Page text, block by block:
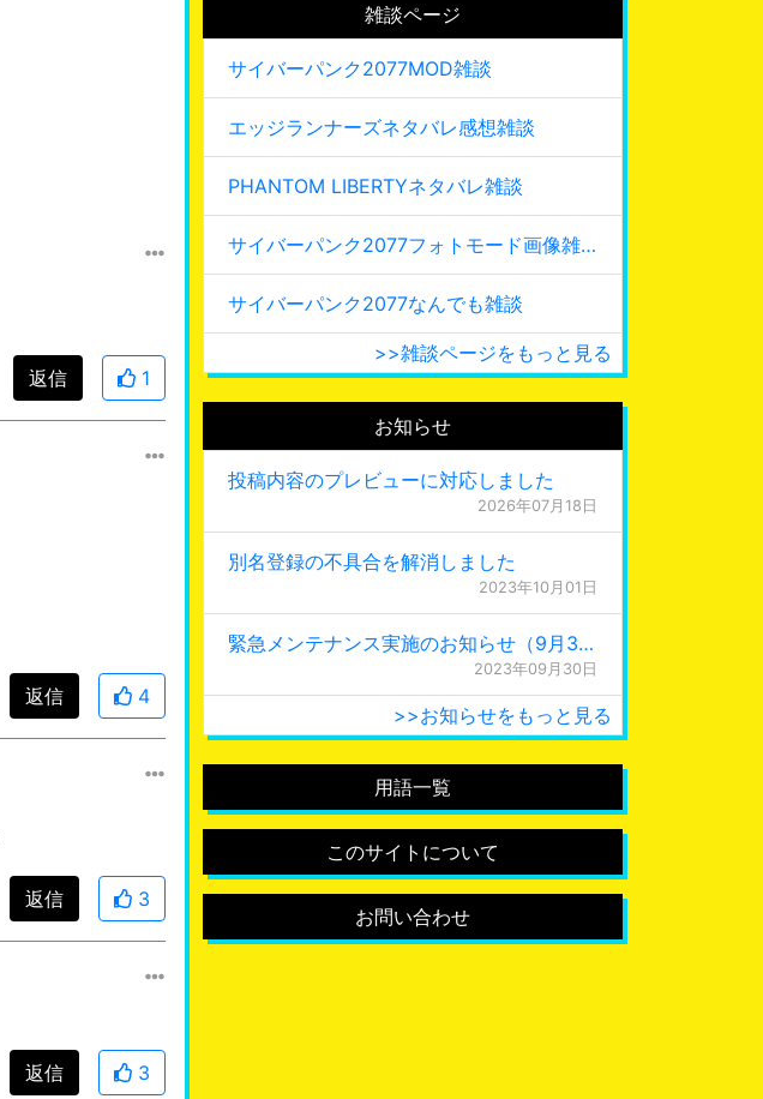
返信 1
返信 4
返信 3
返信 3
雑談ページ
サイバーパンク2077MOD雑談
エッジランナーズネタバレ感想雑談
PHANTOM LIBERTYネタバレ雑談
サイバーパンク2077フォトモード画像雑談
サイバーパンク2077なんでも雑談
>>雑談ページをもっと見る
お知らせ
投稿内容のプレビューに対応しました
2026年07月18日
別名登録の不具合を解消しました
2023年10月01日
緊急メンテナンス実施のお知らせ（9月30日 0:15更新）
2023年09月30日
>>お知らせをもっと見る
用語一覧
このサイトについて
お問い合わせ